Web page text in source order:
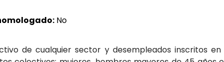
No
de cualquier sector y desempleados inscritos